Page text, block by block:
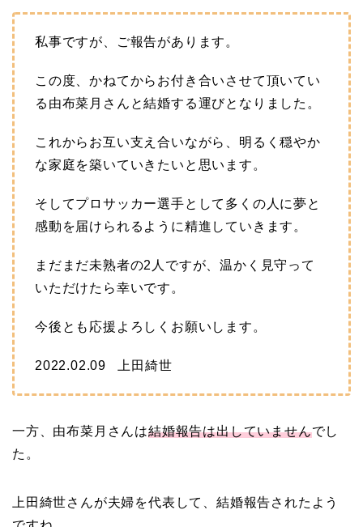
私事ですが、ご報告があります。
この度、かねてからお付き合いさせて頂いてい
る由布菜月さんと結婚する運びとなりました。
これからお互い支え合いながら、明るく穏やか
な家庭を築いていきたいと思います。
そしてプロサッカー選手として多くの人に夢と
感動を届けられるように精進していきます。
まだまだ未熟者の2人ですが、温かく見守って
いただけたら幸いです。
今後とも応援よろしくお願いします。
2022.02.09 上田綺世
一方、由布菜月さんは結婚報告は出していませんでし
た。
上田綺世さんが夫婦を代表して、結婚報告されたよう